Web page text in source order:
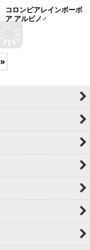
コロンビアレインボーボ
ア アルビノ♂
»